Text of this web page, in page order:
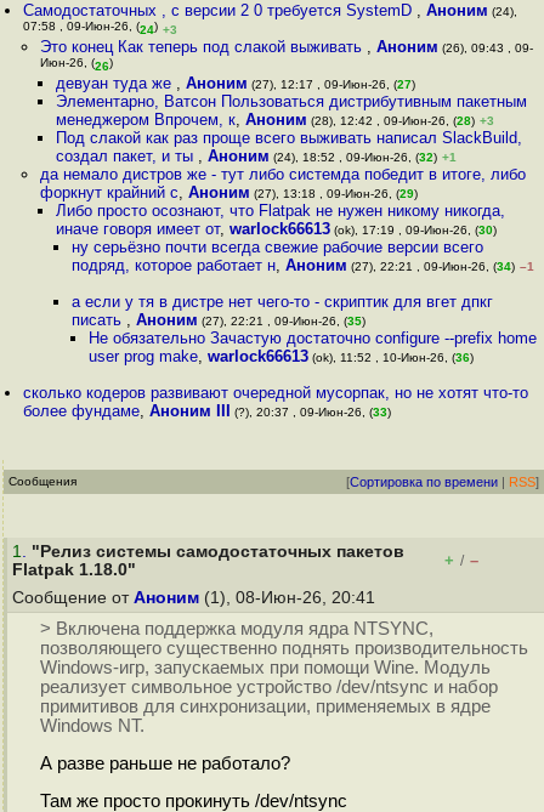
Самодостаточных , с версии 2 0 требуется SystemD ,Аноним (24),
07:58 , 09-Июн-26, (24) +3
Это конец Как теперь под слакой выживать , Аноним (26), 09:43 , 09-
Июн-26, (26)
девуан туда же , Аноним (27), 12:17 , 09-Июн-26, (27)
Элементарно, Ватсон Пользоваться дистрибутивным пакетным
менеджером Впрочем, к, Аноним (28), 12:42 , 09-Июн-26, (28) +3
Под слакой как раз проще всего выживать написал SlackBuild,
создал пакет, и ты , Аноним (24), 18:52 , 09-Июн-26, (32) +1
да немало дистров же - тут либо системда победит в итоге, либо
форкнут крайний с, Аноним (27), 13:18 , 09-Июн-26, (29)
Либо просто осознают, что Flatpak не нужен никому никогда,
иначе говоря имеет от, warlock66613(ok), 17:19 , 09-Июн-26, (30)
ну серьёзно почти всегда свежие рабочие версии всего
подряд, которое работает н,Аноним (27), 22:21 , 09-Июн-26, (34) –1
а если у тя в дистре нет чего-то - скриптик для вгет дпкг
писать ,Аноним (27), 22:21 , 09-Июн-26, (35)
Не обязательно Зачастую достаточно configure --prefix home
user prog make, warlock66613(ok), 11:52 , 10-Июн-26, (36)
сколько кодеров развивают очередной мусорпак, но не хотят что-то
более фундаме,Аноним III (?), 20:37 , 09-Июн-26, (33)
Сообщения [Сортировка по времени | RSS]
1. "Релиз системы самодостаточных пакетов
Flatpak 1.18.0"
+ / –
Сообщение от Аноним (1), 08-Июн-26, 20:41
> Включена поддержка модуля ядра NTSYNC,
позволяющего существенно поднять производительность
Windows-игр, запускаемых при помощи Wine. Модуль
реализует символьное устройство /dev/ntsync и набор
примитивов для синхронизации, применяемых в ядре
Windows NT.
А разве раньше не работало?
Там же просто прокинуть /dev/ntsync